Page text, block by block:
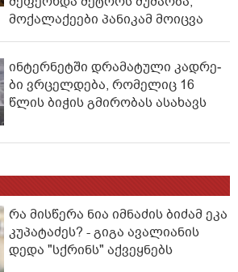
მოქალაქეები პანიკამ მოიცვა
ინ­ტერ­ნეტ­ში დრა­მა­ტუ­ლი კად­რე­
ბი ვრცელდება, რომელიც 16
წლის ბიჭის გმირობას ასახავს
რა მისწერა ნია იმნაძის ბიძამ ეკა
კუპატაძეს? - გიგა ავალიანის
დედა "სქრინს" აქვეყნებს